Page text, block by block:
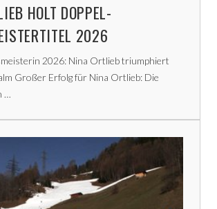
HOLT DOPPEL-
2026
2026: Nina Ortlieb triumphiert
Großer Erfolg für Nina Ortlieb: Die
…